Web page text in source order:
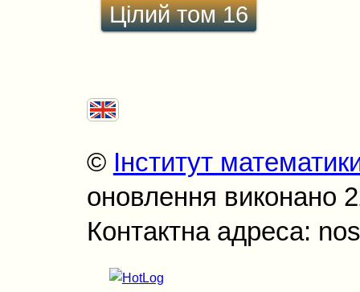
Цілий том 16
© Інститут
оновлення виконано
Контактна адреса: